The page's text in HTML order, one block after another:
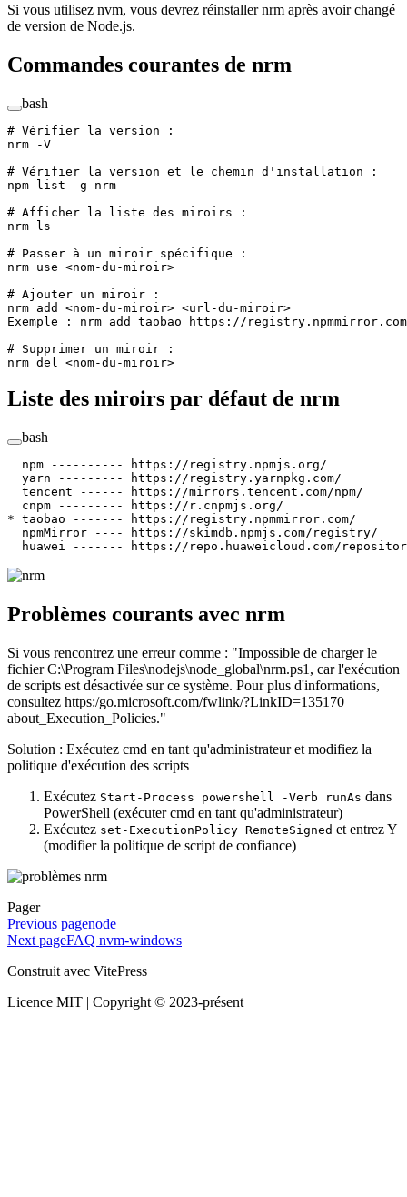
Si vous utilisez nvm, vous devrez réinstaller nrm après avoir changé
de version de Node.js.
Commandes courantes de nrm
bash
# Vérifier la version :
nrm -V
# Vérifier la version et le chemin d'installation :
npm list -g nrm
# Afficher la liste des miroirs :
nrm ls
# Passer à un miroir spécifique :
nrm use <nom-du-miroi r>
# Ajouter un miroir :
nrm add <nom-du-miroi r> <url-du-miroi r>
Exemple : nrm add taobao https://
# Supprimer un miroir :
nrm del <nom-du-miroi r>
Liste des miroirs par défaut de nrm
bash
  npm
----------
https://registry.npmjs.org/
  yarn
---------
https://registry.yarnpkg.com/
  tencent
------
https://mirrors.tencent.com/npm/
  cnpm
---------
https://r.cnpmjs.org/
* taobao ------- https://registry.npmmirror.com/
  npmMirror
----
https://skimdb.npmjs.com/registry/
  huawei
------- https://repo.huaweicloud.com/
Problèmes courants avec nrm
Si vous rencontrez une erreur comme : "Impossible de charger le
fichier C:\Program Files\nodejs\node_global\nrm.ps1, car l'exécution
de scripts est désactivée sur ce système. Pour plus d'informations,
consultez https:/go.microsoft.com/fwlink/?LinkID=135170
about_Execution_Policies."
Solution : Exécutez cmd en tant qu'administrateur et modifiez la
politique d'exécution des scripts
Exécutez Start-Process powershell -Verb runAs dans
PowerShell (exécuter cmd en tant qu'administrateur)
Exécutez set-ExecutionPolicy RemoteSigned et entrez Y
(modifier la politique de script de confiance)
Pager
Previous pagenode
Next pageFAQ nvm-windows
Construit avec VitePress
Licence MIT | Copyright © 2023-présent